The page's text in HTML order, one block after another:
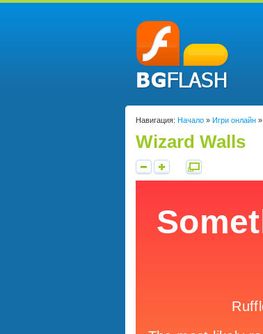
Навигация: Начало» Игри онлайн»
Wizard Walls